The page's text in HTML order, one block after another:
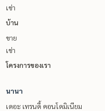
เช่า
บ้าน
ขาย
เช่า
โครงการของเรา
นานา
เดอะ เทรนดี้ คอนโดมิเนียม